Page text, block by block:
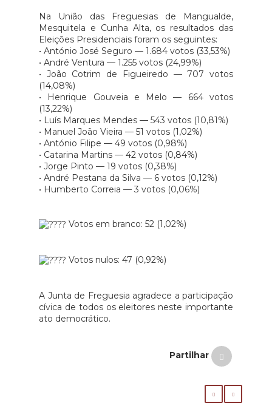
Na União das Freguesias de Mangualde,
Mesquitela e Cunha Alta, os resultados das
Eleições Presidenciais foram os seguintes:
• António José Seguro — 1.684 votos (33,53%)
• André Ventura — 1.255 votos (24,99%)
• João Cotrim de Figueiredo — 707 votos
(14,08%)
• Henrique Gouveia e Melo — 664 votos
(13,22%)
• Luís Marques Mendes — 543 votos (10,81%)
• Manuel João Vieira — 51 votos (1,02%)
• António Filipe — 49 votos (0,98%)
• Catarina Martins — 42 votos (0,84%)
• Jorge Pinto — 19 votos (0,38%)
• André Pestana da Silva — 6 votos (0,12%)
• Humberto Correia — 3 votos (0,06%)
Votos em branco: 52 (1,02%)
Votos nulos: 47 (0,92%)
A Junta de Freguesia agradece a participação
cívica de todos os eleitores neste importante
ato democrático.
Partilhar